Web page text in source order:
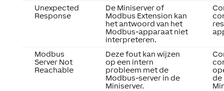
Unexpected
Response
De Miniserver of
Modbus Extension kan
het antwoord van het
Modbus-apparaat niet
interpreteren.
Modbus
Server Not
Reachable
Deze fout kan wijzen
op een intern
probleem met de
Modbus-server in de
Miniserver.
de